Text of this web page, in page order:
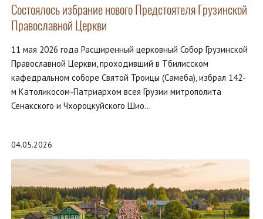
Состоялось избрание нового Предстоятеля Грузинской
Православной Церкви
11 мая 2026 года Расширенный церковный Собор Грузинской
Православной Церкви, проходивший в Тбилисском
кафедральном соборе Святой Троицы (Самеба), избрал 142-
м Католикосом-Патриархом всея Грузии митрополита
Сенакского и Чхороцкуйского Шио…
04.05.2026